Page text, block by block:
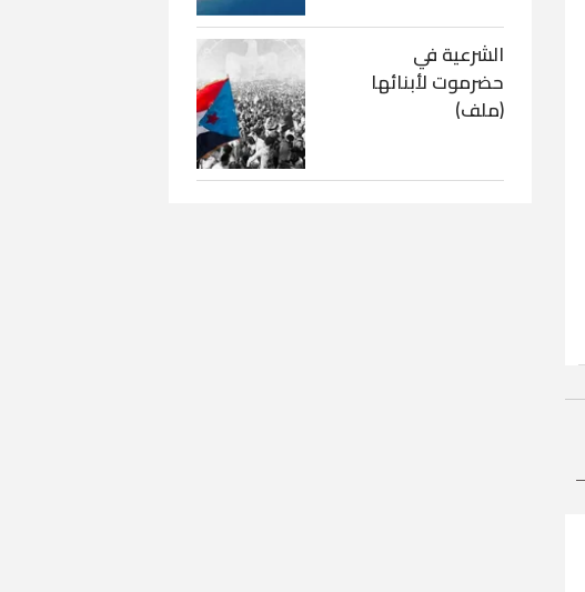
الشرعية في
حضرموت لأبنائها
(ملف)